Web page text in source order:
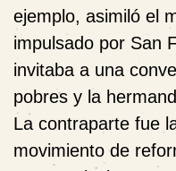
ejemplo, asimiló el
impulsado por San
invitaba a una
pobres y la
La contraparte fue
movimiento de